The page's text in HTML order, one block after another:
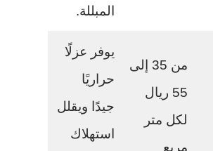
المبللة.
من 35 إلى
55 ريال
لكل متر
مربع
يوفر عزلًا
حراريًا
جيدًا ويقلل
استهلاك